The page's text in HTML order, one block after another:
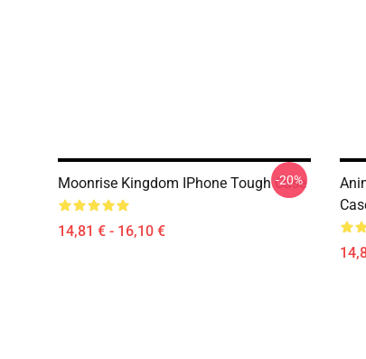
Moonrise Kingdom IPhone Tough Case
14,81 € - 16,10 €
-20%